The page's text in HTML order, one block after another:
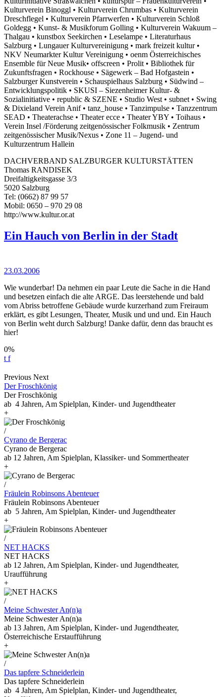
Kulturverein Binoggl • Kulturverein Chrumbas • Kulturverein
Dreschflegel • Kulturverein Pfarrwerfen • Kulturverein Schloß
Goldegg • Kunst- & Musikforum Golling • Kulturverein Wakuum –
Thalgau • kunstbox Seekirchen • Leselampe • Literaturhaus
Salzburg • Lungauer Kulturvereinigung • mark freizeit kultur •
NKV Neumarkter Kultur Vereinigung • oenm Österreichisches
Ensemble für Neue Musik• offscreen • Prolit • Bibliothek für
Zukunftsfragen • Rockhouse • Sägewerk – Bad Hofgastein •
Salzburger Kunstverein • Schauspielhaus Salzburg • Südwind –
Entwicklungspolitik • SKUSI – Siezenheimer Kultur- &
Sozialinitiative • republic & SZENE • Studio West • subnet • Swing
& Dixieland Verein Anif • tanz_house • Tanzimpulse • Tanzzentrum
SEAD • Theaterachse • Theater ecce • Theater YBY • Toihaus •
Verein Insel /Förderung zeitgenössischer Folkmusik • Zentrum
zeitgenössischer Musik/Nexus • Zone 11 – Jugend- und
Kulturzentrum Hallein
DACHVERBAND SALZBURGER KULTURSTÄTTEN
Thomas RANDISEK
Dreifaltigkeitsgasse 3/3
5020 Salzburg
Tel: (0662) 87 99 57
Mobil: 0650 – 970 29 08
http://www.kultur.or.at
Ein Hauch von Berlin in der Stadt
23.03.2006
Wie wunderbar! Da nehmen ein paar Leute die Sache in die Hand
und besetzen einfach die alte ARGE. Das leerstehende und bald
vom Abriss betroffene Gebäude wurde kurzerhand zum Freiraum
erklärt, es gibt Lesungen, Theater, Musik und und und. Ein Hauch
von Berlin weht durch Salzburg! Danke dafür, denn das braucht es
hier!
0%
t f
Previous Next
Der Froschkönig
Der Froschkönig
ab 4 Jahren, Am Spielplan, Kinder- und Jugendtheater
+
/
Cyrano de Bergerac
Cyrano de Bergerac
ab 12 Jahren, Am Spielplan, Klassiker- und Sommertheater
+
/
Fräulein Robinsons Abenteuer
Fräulein Robinsons Abenteuer
ab 5 Jahren, Am Spielplan, Kinder- und Jugendtheater
+
/
NET HACKS
NET HACKS
ab 12 Jahren, Am Spielplan, Kinder- und Jugendtheater,
Uraufführung
+
/
Meine Schwester An(n)a
Meine Schwester An(n)a
ab 13 Jahren, Am Spielplan, Kinder- und Jugendtheater,
Österreichische Erstaufführung
+
/
Das tapfere Schneiderlein
Das tapfere Schneiderlein
ab 4 Jahren, Am Spielplan, Kinder- und Jugendtheater,